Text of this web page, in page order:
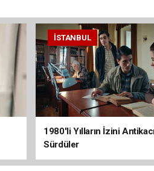
İSTANBUL
1980'li Yılların İzini
Sürdüler